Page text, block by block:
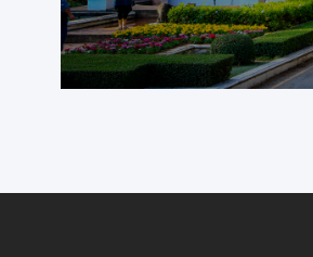
28/4/2563 9:45:42 เรื่องน่ารู้จาก